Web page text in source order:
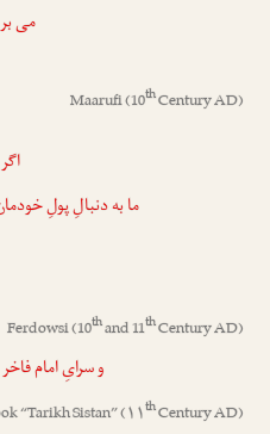
می
Maarufi(10thCentury AD)
ما به دنبالِ پولِ
Ferdowsi(10thand 11thCentury AD)
و سرایِ امام
“Tarikh Sistan” (۱۱thCentury AD)